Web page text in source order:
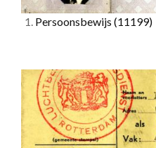
1. Persoonsbewijs (11199)